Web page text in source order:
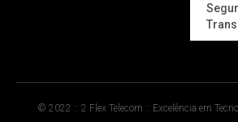
© 2022 :: 2 Flex Telecom :: Excelência em